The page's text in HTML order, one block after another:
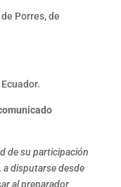
Porres, de
de su participación
a disputarse desde
al preparador